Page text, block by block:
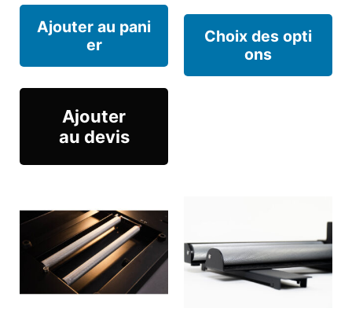
Ajouter au pani
er
Ajouter
au devis
Choix des opti
ons